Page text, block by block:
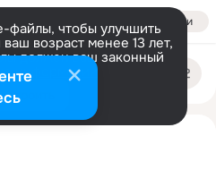
Войти
файлы, чтобы улучшить
возраст менее 13 лет,
должен ваш законный
информации